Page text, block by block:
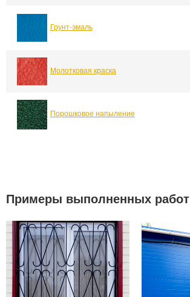
Грунт-эмаль
Молотковая краска
Порошковое напыление
Примеры выполненных работ